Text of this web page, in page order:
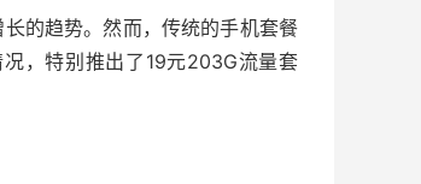
的趋势。然而，传统的手机套餐
，特别推出了19元203G流量套